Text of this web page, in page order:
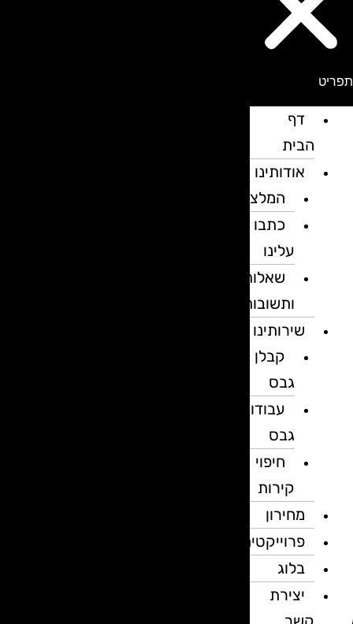
דף
הבית
אודותינו
המלצות
כתבו
עלינו
שאלות
ותשובות
שירותינו
קבלן
גבס
עבודות
גבס
חיפוי
קירות
מחירון
פרוייקטים
בלוג
יצירת